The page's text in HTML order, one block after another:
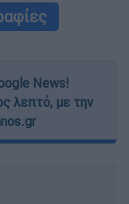
News!
λεπτό, με την